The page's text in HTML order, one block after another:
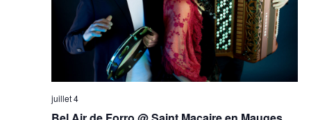
juillet 4